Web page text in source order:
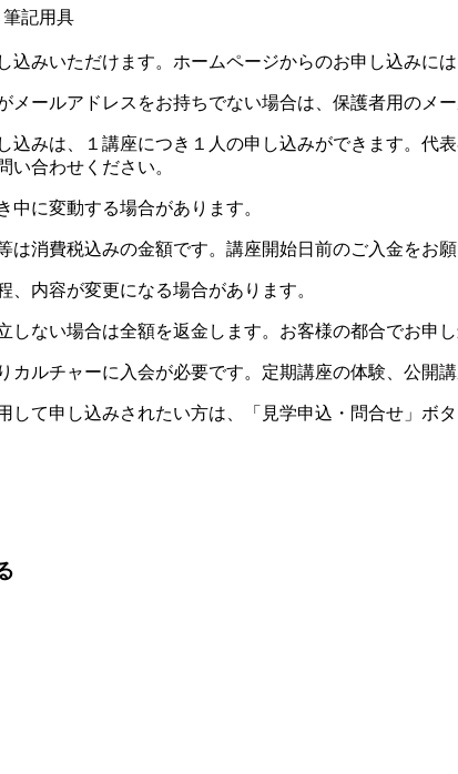
記用具
込みいただけます。ホームページからのお申し込みに
ールアドレスをお持ちでない場合は、保護者用のメ
みは、１講座につき１人の申し込みができます。代
い合わせください。
に変動する場合があります。
消費税込みの金額です。講座開始日前のご入金をお願
内容が変更になる場合があります。
ない場合は全額を返金します。お客様の都合でお申
ルチャーに入会が必要です。定期講座の体験、公開
て申し込みされたい方は、「見学申込・問合せ」ボ